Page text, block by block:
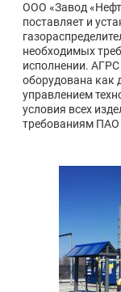
ООО «Завод
поставляет и
необходимых
исполнении.
оборудована как
управлением
условия всех
требованиям ПАО